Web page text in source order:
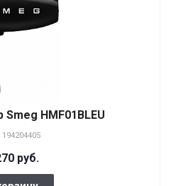
HMF01BLEU
194204405
руб.